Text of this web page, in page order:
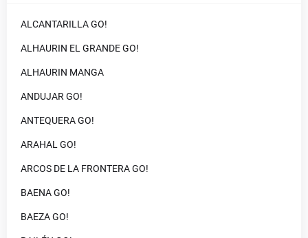
ALCANTARILLA GO!
ALHAURIN EL GRANDE GO!
ALHAURIN MANGA
ANDUJAR GO!
ANTEQUERA GO!
ARAHAL GO!
ARCOS DE LA FRONTERA GO!
BAENA GO!
BAEZA GO!